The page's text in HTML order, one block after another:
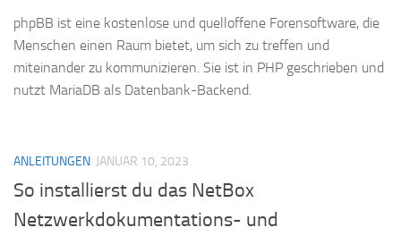
phpBB ist eine kostenlose und quelloffene Forensoftware, die
Menschen einen Raum bietet, um sich zu treffen und
miteinander zu kommunizieren. Sie ist in PHP geschrieben und
nutzt MariaDB als Datenbank-Backend.
ANLEITUNGEN JANUAR 10, 2023
So installierst du das NetBox
Netzwerkdokumentations- und